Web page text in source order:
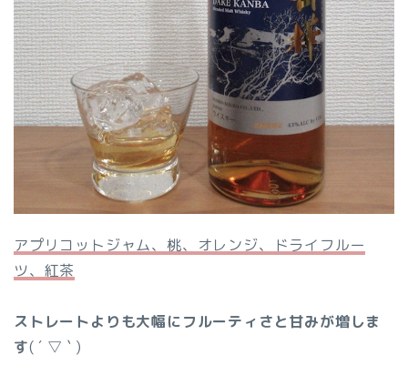
アプリコットジャム、桃、オレンジ、ドライフルー
ツ、紅茶
ストレートよりも大幅にフルーティさと甘みが増しま
す( ´ ▽ ` )